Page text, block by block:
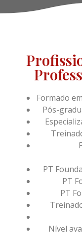
Formado
Pós-
PT
PT
PT
Nível